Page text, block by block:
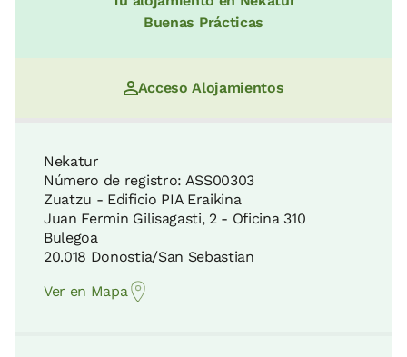
Buenas Prácticas
Acceso Alojamientos
Nekatur
Número de registro: ASS00303
Zuatzu - Edificio PIA Eraikina
Juan Fermin Gilisagasti, 2 - Oficina 310
Bulegoa
20.018 Donostia/San Sebastian
Ver en Mapa